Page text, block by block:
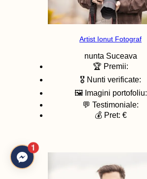
Artist Ionut Fotograf
nunta Suceava
🏆 Premii:
🎖️ Nunti verificate:
🖼️ Imagini portofoliu:
💬 Testimoniale:
💰 Pret: €